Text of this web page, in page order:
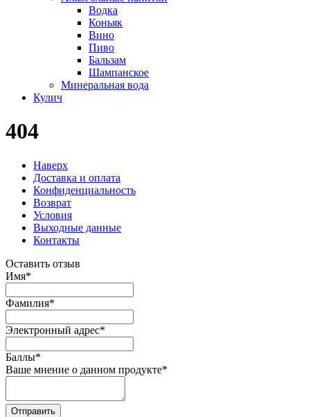
Водка
Коньяк
Вино
Пиво
Бальзам
Шампанское
Минеральная вода
Кулич
404
Наверх
Доставка и оплата
Конфиденциальность
Возврат
Условия
Выходные данные
Контакты
Оставить отзыв
Имя*
Фамилия*
Электронный адрес*
Баллы*
Ваше мнение о данном продукте*
Отправить